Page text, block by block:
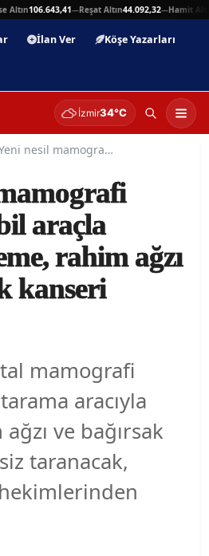
Altın106.643,41—Reşat Altın44.092,32—Hamit Altın
İlan Ver
Köşe Yazarları
İzmir34°C
Yeni nesil mamografi cihazlı mobil araçla ücretsiz meme, rahim ağzı ve bağırsak kanseri taraması
araçla
rahim ağzı
kanseri
mamografi
aracıyla
ve bağırsak
taranacak,